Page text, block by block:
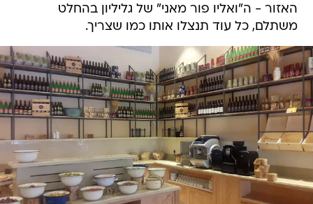
האזור - ה"ואליו פור מאני" של גליליון בהחלט
משתלם, כל עוד תנצלו אותו כמו שצריך.